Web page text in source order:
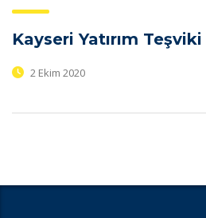
Kayseri Yatırım Teşviki
2 Ekim 2020